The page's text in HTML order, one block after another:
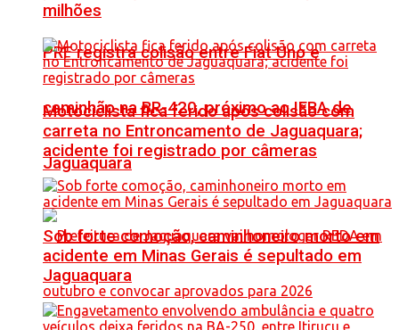
PRF registra colisão entre Fiat Uno e
caminhão na BR-420, próximo ao IFBA de
Jaguaquara
milhões
Motociclista fica ferido após colisão com
carreta no Entroncamento de Jaguaquara;
acidente foi registrado por câmeras
Sob forte comoção, caminhoneiro morto em
acidente em Minas Gerais é sepultado em
Jaguaquara